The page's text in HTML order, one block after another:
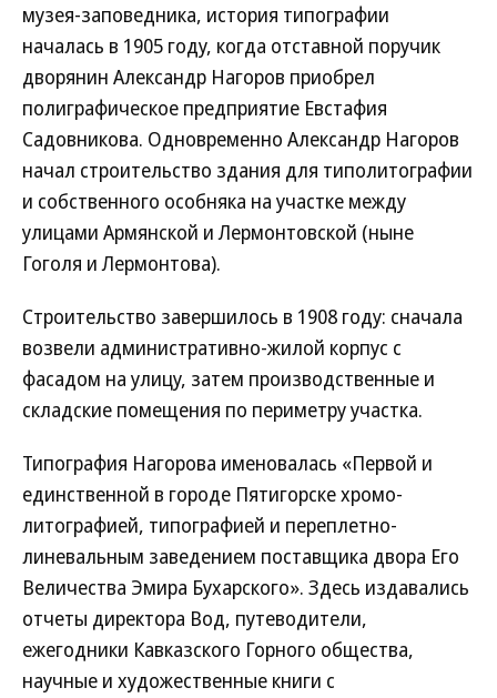
музея-заповедника, история типографии
началась в 1905 году, когда отставной поручик
дворянин Александр Нагоров приобрел
полиграфическое предприятие Евстафия
Садовникова. Одновременно Александр Нагоров
начал строительство здания для типолитографии
и собственного особняка на участке между
улицами Армянской и Лермонтовской (ныне
Гоголя и Лермонтова).
Строительство завершилось в 1908 году: сначала
возвели административно-жилой корпус с
фасадом на улицу, затем производственные и
складские помещения по периметру участка.
Типография Нагорова именовалась «Первой и
единственной в городе Пятигорске хромо-
литографией, типографией и переплетно-
линевальным заведением поставщика двора Его
Величества Эмира Бухарского». Здесь издавались
отчеты директора Вод, путеводители,
ежегодники Кавказского Горного общества,
научные и художественные книги с